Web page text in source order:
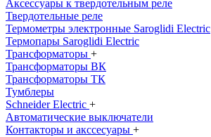
Аксессуары к твердотельным реле
Твердотельные реле
Термометры электронные Saroglidi Electric
Термопары Saroglidi Electric
Трансформаторы +
Трансформаторы ВК
Трансформаторы ТК
Тумблеры
Schneider Electric +
Автоматические выключатели
Контакторы и акссесуары +